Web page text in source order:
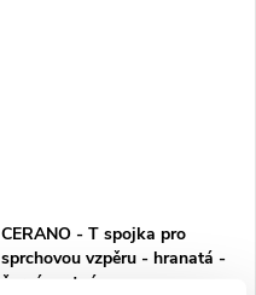
CERANO - T spojka pro
sprchovou vzpěru - hranatá -
černá matná